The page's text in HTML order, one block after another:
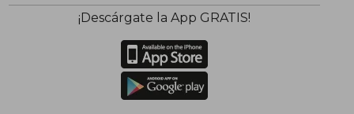
¡Descárgate la App GRATIS!